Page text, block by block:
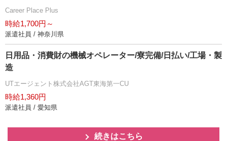
Career Place Plus
時給1,700円～
派遣社員 / 神奈川県
日用品・消費財の機械オペレーター/寮完備/日払い/工場・製
造
UTエージェント株式会社AGT東海第一CU
時給1,360円
派遣社員 / 愛知県
続きはこちら